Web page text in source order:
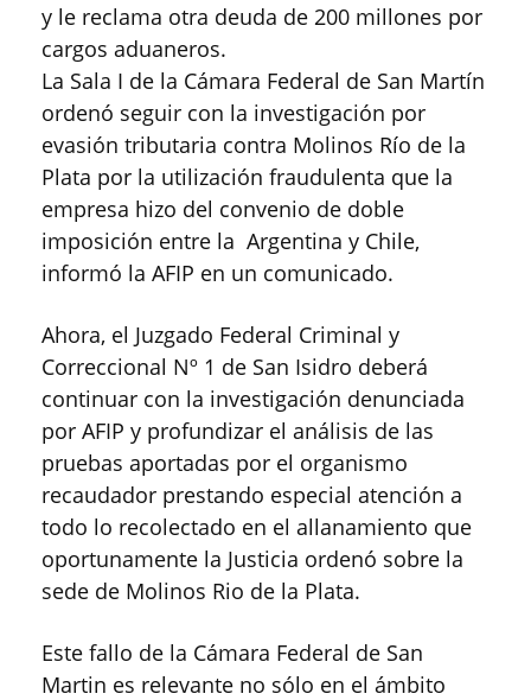
y le reclama otra deuda de 200 millones por
cargos aduaneros.
La Sala I de la Cámara Federal de San Martín
ordenó seguir con la investigación por
evasión tributaria contra Molinos Río de la
Plata por la utilización fraudulenta que la
empresa hizo del convenio de doble
imposición entre la Argentina y Chile,
informó la AFIP en un comunicado.
Ahora, el Juzgado Federal Criminal y
Correccional Nº 1 de San Isidro deberá
continuar con la investigación denunciada
por AFIP y profundizar el análisis de las
pruebas aportadas por el organismo
recaudador prestando especial atención a
todo lo recolectado en el allanamiento que
oportunamente la Justicia ordenó sobre la
sede de Molinos Rio de la Plata.
Este fallo de la Cámara Federal de San
Martin es relevante no sólo en el ámbito